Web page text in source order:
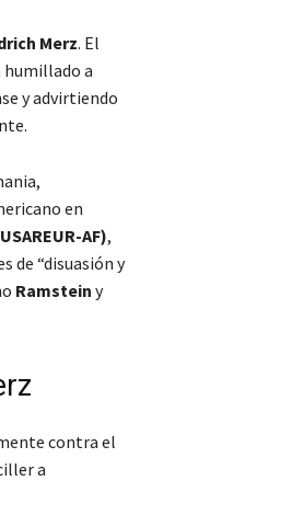
Merz. El
a
y advirtiendo
en
AF),
de “disuasión y
Ramstein y
contra el
a